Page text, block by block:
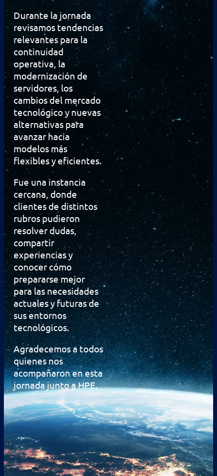
Durante la jornada
revisamos tendencias
relevantes para la
continuidad
operativa, la
modernización de
servidores, los
cambios del mercado
tecnológico y nuevas
alternativas para
avanzar hacia
modelos más
flexibles y eficientes.
Fue una instancia
cercana, donde
clientes de distintos
rubros pudieron
resolver dudas,
compartir
experiencias y
conocer cómo
prepararse mejor
para las necesidades
actuales y futuras de
sus entornos
tecnológicos.
Agradecemos a todos
quienes nos
acompañaron en esta
jornada junto a HPE.